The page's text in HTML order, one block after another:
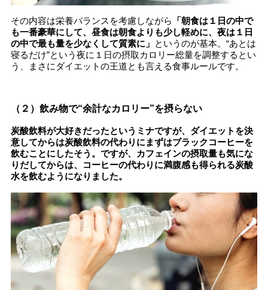
その内容は栄養バランスを考慮しながら
「朝食は１日の中で
も一番豪華にして、昼食は朝食よりも少し軽めに、夜は１日
の中で最も量を少なくして質素に」 というのが基本。“あとは
寝るだけ”という夜に１日の摂取カロリー総量を調整するとい
う、まさにダイエットの王道とも言える食事ルールです。
（２）飲み物で“余計なカロリー”を摂らない
炭酸飲料が大好きだったというミナですが、ダイエットを決
意してからは炭酸飲料の代わりにまずはブラックコーヒーを
飲むことにしたそう。ですが、カフェインの摂取量も気にな
りだしてからは、コーヒーの代わりに満腹感も得られる炭酸
水を飲むようになりました。